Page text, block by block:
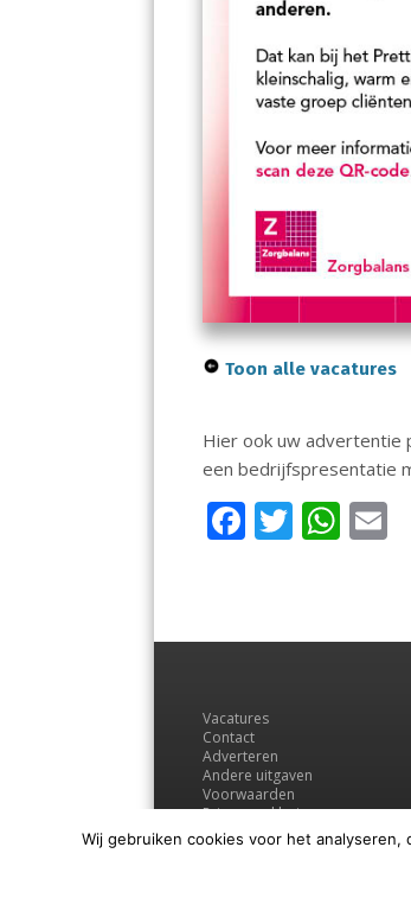
Toon alle vacatures
Hier ook uw advertentie
een bedrijfspresentatie
F
b
o
k
T
er
W
s l
Vacatures
Contact
Adverteren
Andere uitgaven
Voorwaarden
Privacyverklaring
Wij gebruiken cookies voor het